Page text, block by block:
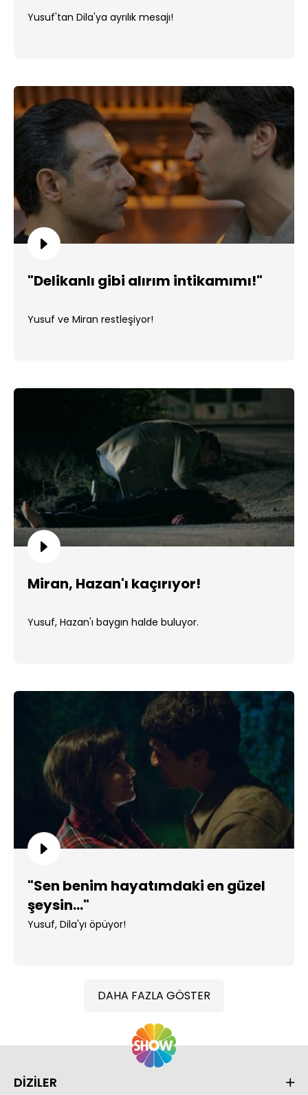
Yusuf'tan Dila'ya ayrılık mesajı!
"Delikanlı gibi alırım intikamımı!"
Yusuf ve Miran restleşiyor!
Miran, Hazan'ı kaçırıyor!
Yusuf, Hazan'ı baygın halde buluyor.
"Sen benim hayatımdaki en güzel
şeysin..."
Yusuf, Dila'yı öpüyor!
DAHA FAZLA GÖSTER
DİZİLER